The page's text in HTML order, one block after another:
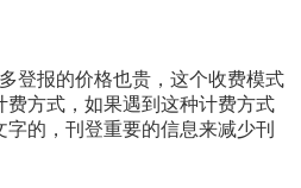
登报的价格也贵，这个收费模式
费方式，如果遇到这种计费方式
的，刊登重要的信息来减少刊